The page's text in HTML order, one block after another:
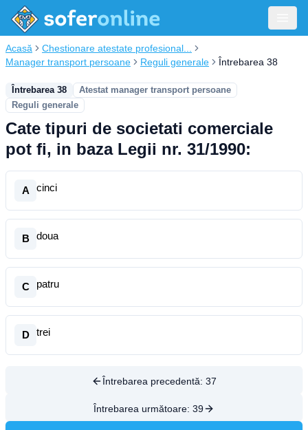
Acasă
Chestionare atestate profesional...
Manager transport persoane
Reguli generale Întrebarea 38
Întrebarea 38
Atestat manager transport persoane
Reguli generale
Cate tipuri de societati comerciale
pot fi, in baza Legii nr. 31/1990:
A cinci
B doua
C patru
D trei
Întrebarea precedentă: 37
Întrebarea următoare: 39